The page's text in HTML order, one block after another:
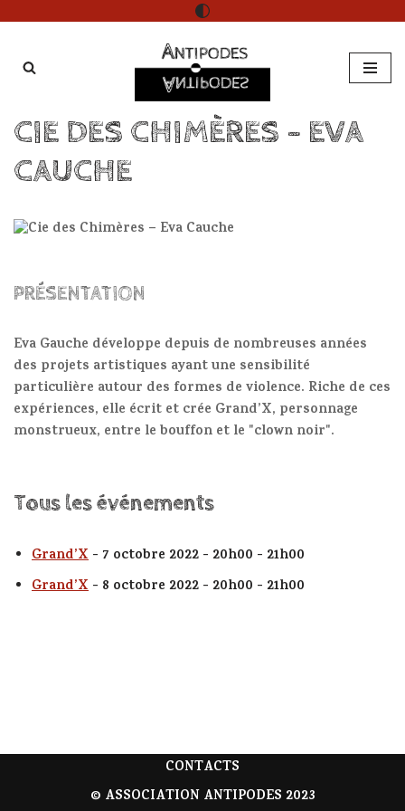
au
CIE DES CHIMÈRES – EVA
CAUCHE
PRÉSENTATION
Eva Gauche développe depuis de nombreuses années
des projets artistiques ayant une sensibilité
particulière autour des formes de violence. Riche de ces
expériences, elle écrit et crée Grand’X, personnage
monstrueux, entre le bouffon et le "clown noir".
Tous les événements
Grand’X - 7 octobre 2022 - 20h00 - 21h00
Grand’X - 8 octobre 2022 - 20h00 - 21h00
CONTACTS
© ASSOCIATION ANTIPODES 2023